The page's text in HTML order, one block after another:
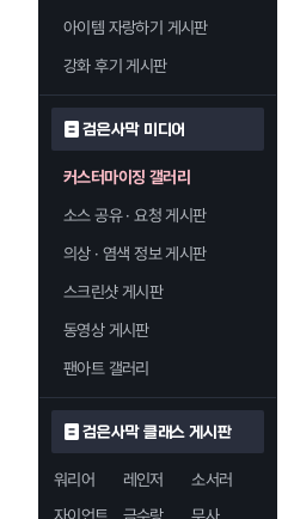
아이템 자랑하기 게시판
강화 후기 게시판
검은사막 미디어
커스터마이징 갤러리
소스 공유 · 요청 게시판
의상 · 염색 정보 게시판
스크린샷 게시판
동영상 게시판
팬아트 갤러리
검은사막 클래스 게시판
워리어 레인저
소서러